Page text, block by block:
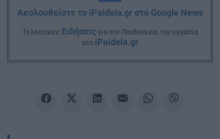
Ακολουθείστε το iPaideia.gr στο Google News
Tελευταίες Ειδήσειςγια την Παιδεία και την εργασία
στο iPaideia.gr